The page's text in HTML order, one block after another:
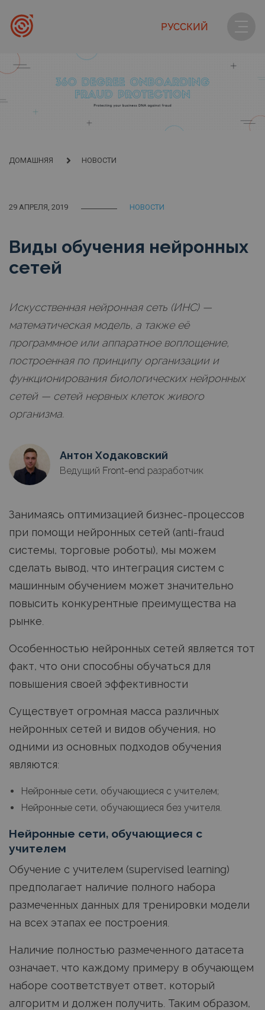
РУССКИЙ
ДОМАШНЯЯ НОВОСТИ
29 АПРЕЛЯ, 2019 НОВОСТИ
Виды обучения нейронных
сетей
Искусственная нейронная сеть (ИНС) —
математическая модель, а также её
программное или аппаратное воплощение,
построенная по принципу организации и
функционирования биологических нейронных
сетей — сетей нервных клеток живого
организма.
Антон Ходаковский
Ведущий Front-end разработчик
Занимаясь оптимизацией бизнес-процессов
при помощи нейронных сетей (anti-fraud
системы, торговые роботы), мы можем
сделать вывод, что интеграция систем с
машинным обучением может значительно
повысить конкурентные преимущества на
рынке.
Особенностью нейронных сетей является тот
факт, что они способны обучаться для
повышения своей эффективности
Существует огромная масса различных
нейронных сетей и видов обучения, но
одними из основных подходов обучения
являются:
Нейронные сети, обучающиеся с учителем;
Нейронные сети, обучающиеся без учителя.
Нейронные сети, обучающиеся с
учителем
Обучение с учителем (supervised learning)
предполагает наличие полного набора
размеченных данных для тренировки модели
на всех этапах ее построения.
Наличие полностью размеченного датасета
означает, что каждому примеру в обучающем
наборе соответствует ответ, который
алгоритм и должен получить. Таким образом,